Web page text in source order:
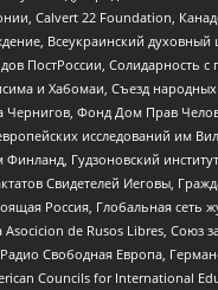
Calvert 22 Foundation,
Всеукраинский духовный
ПостРоссии, Солидарность с
и Хабомаи, Съезд
Фонд Дом Прав
исследований им
Гудзоновский
Свидетелей Иеговы,
Россия, Глобальная сеть
de Rusos Libres, Союз
Свободная Европа,
Councils for International